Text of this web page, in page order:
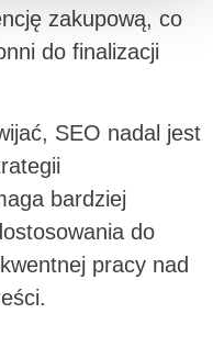
zakupową, co
do finalizacji
SEO nadal jest
bardziej
do
pracy nad